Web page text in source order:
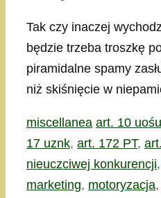
Tak czy inaczej
będzie trzeba troszkę
piramidalne spamy
niż skiśnięcie w
Kategorie
miscellanea Tagi
art. 10
17 uznk, art. 172 PT,
nieuczciwej konkurencji,
marketing, motoryzacja,